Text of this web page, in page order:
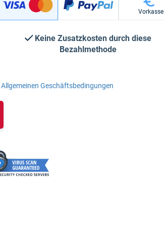
Vorkasse
Keine Zusatzkosten durch diese
Bezahlmethode
Allgemeinen Geschäftsbedingungen